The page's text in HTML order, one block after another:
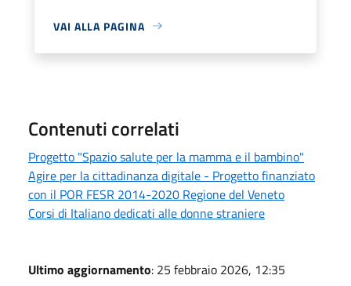
VAI ALLA PAGINA
Contenuti correlati
Progetto "Spazio salute per la mamma e il bambino"
Agire per la cittadinanza digitale - Progetto finanziato
con il POR FESR 2014-2020 Regione del Veneto
Corsi di Italiano dedicati alle donne straniere
Ultimo aggiornamento: 25 febbraio 2026, 12:35